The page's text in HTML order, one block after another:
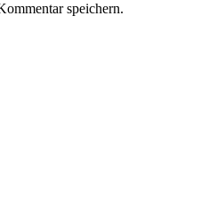
speichern.